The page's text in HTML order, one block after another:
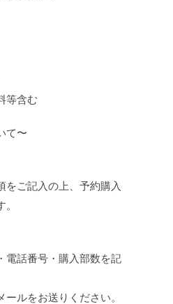
等含む
て〜
をご記入の上、予約購入
電話番号・購入部数を記
ルをお送りください。